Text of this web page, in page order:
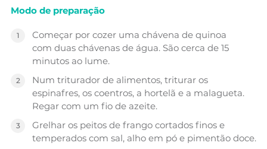
Modo de preparação
Começar por cozer uma chávena de quinoa
com duas chávenas de água. São cerca de 15
minutos ao lume.
Num triturador de alimentos, triturar os
espinafres, os coentros, a hortelã e a malagueta.
Regar com um fio de azeite.
Grelhar os peitos de frango cortados finos e
temperados com sal, alho em pó e pimentão doce.